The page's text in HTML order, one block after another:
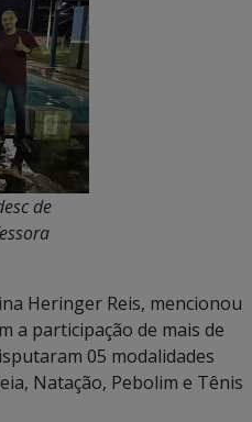
de
Heringer Reis, mencionou
a participação de mais de
05 modalidades
Natação, Pebolim e Tênis